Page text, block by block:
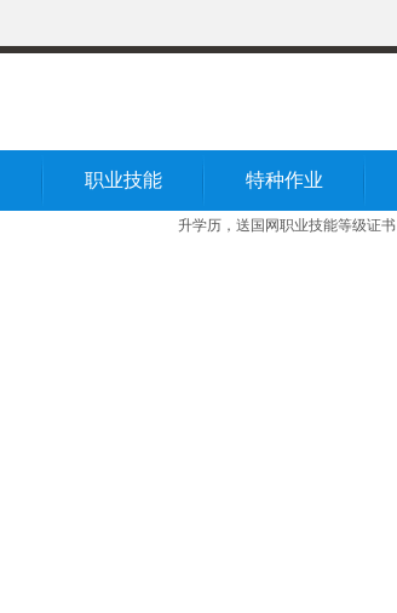
职业技能 特种作业
升学历，送国网职业技能等级证书